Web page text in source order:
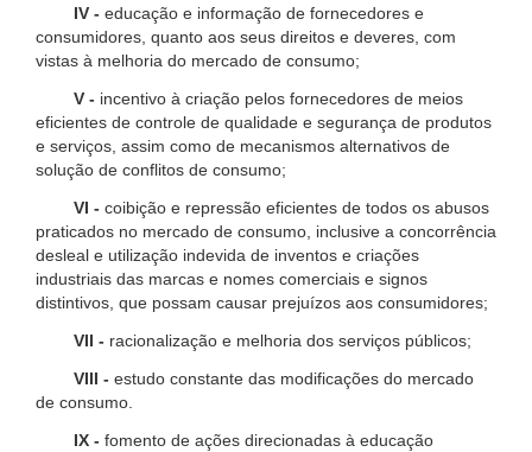
IV - educação e informação de fornecedores e
consumidores, quanto aos seus direitos e deveres, com
vistas à melhoria do mercado de consumo;
V - incentivo à criação pelos fornecedores de meios
eficientes de controle de qualidade e segurança de produtos
e serviços, assim como de mecanismos alternativos de
solução de conflitos de consumo;
VI - coibição e repressão eficientes de todos os abusos
praticados no mercado de consumo, inclusive a concorrência
desleal e utilização indevida de inventos e criações
industriais das marcas e nomes comerciais e signos
distintivos, que possam causar prejuízos aos consumidores;
VII - racionalização e melhoria dos serviços públicos;
VIII - estudo constante das modificações do mercado
de consumo.
IX - fomento de ações direcionadas à educação